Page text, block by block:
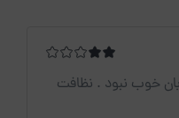
خوب نبود . نظافت